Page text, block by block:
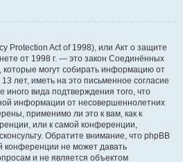
Protection Act of 1998), или Акт о защите
от 1998 г. — это закон Соединённых
могут собирать информацию от
лет, иметь на это письменное согласие
иного вида подтверждения того, что
информации от несовершеннолетних
применимо ли это к вам, как к
или к самой конференции,
Обратите внимание, что phpBB
конференции не может давать
и не является объектом